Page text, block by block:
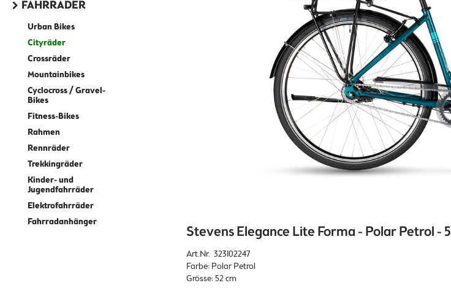
FAHRRÄDER
Urban Bikes
Cityräder
Crossräder
Mountainbikes
Cyclocross / Gravel-
Bikes
Fitness-Bikes
Rahmen
Rennräder
Trekkingräder
Kinder- und
Jugendfahrräder
Elektrofahrräder
Fahrradanhänger
Stevens Elegance Lite Forma - Polar Petrol -
Art.Nr. 323102247
Farbe: Polar Petrol
Grösse: 52 cm